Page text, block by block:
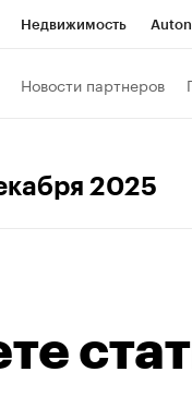
Недвижимость
Конференции СПб
Новости партнеров
2025